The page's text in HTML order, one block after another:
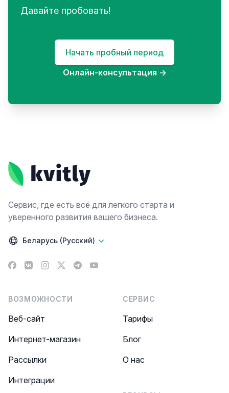
Давайте пробовать!
Начать пробный период
Онлайн-консультация →
Сервис, где есть всё для легкого старта и
уверенного развития вашего бизнеса.
Беларусь (Русский)
Facebook
VK Instagram
X TelegramYouTube
ВОЗМОЖНОСТИ
Веб-сайт
Интернет-магазин
Рассылки
Интеграции
СЕРВИС
Тарифы
Блог
О нас